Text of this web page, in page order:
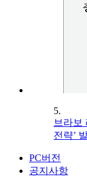
5.
브라보
전략’
PC버전
공지사항